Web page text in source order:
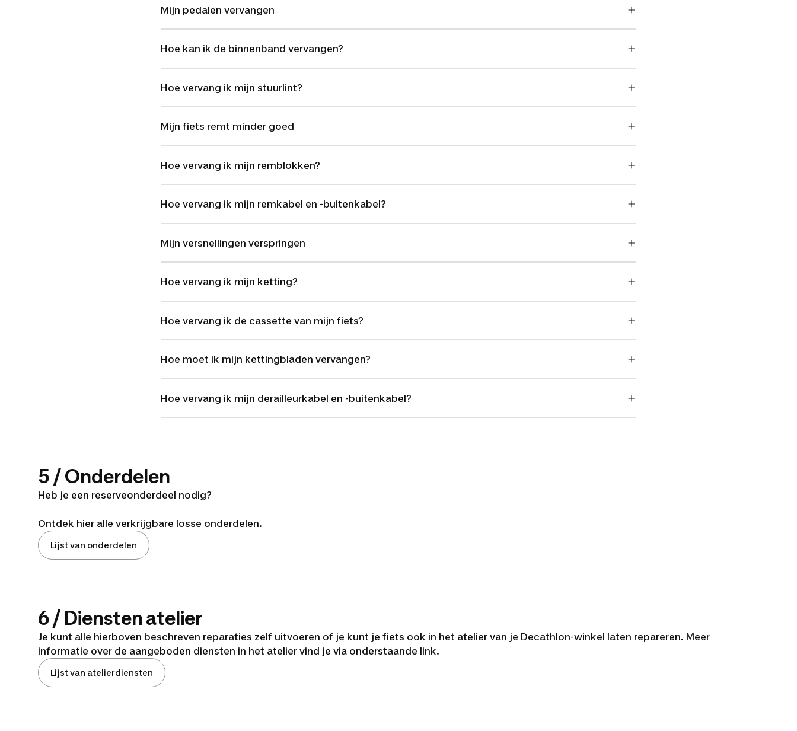
Mijn pedalen vervangen
Hoe kan ik de binnenband vervangen?
Hoe vervang ik mijn stuurlint?
Mijn fiets remt minder goed
Hoe vervang ik mijn remblokken?
Hoe vervang ik mijn remkabel en -buitenkabel?
Mijn versnellingen verspringen
Hoe vervang ik mijn ketting?
Hoe vervang ik de cassette van mijn fiets?
Hoe moet ik mijn kettingbladen vervangen?
Hoe vervang ik mijn derailleurkabel en -buitenkabel?
5 / Onderdelen
Heb je een reserveonderdeel nodig?
Ontdek hier alle verkrijgbare losse onderdelen.
Lijst van onderdelen
6 / Diensten atelier
Je kunt alle hierboven beschreven reparaties zelf uitvoeren of je kunt je fiets ook in het atelier van je Decathlon-winkel laten repareren. Meer
informatie over de aangeboden diensten in het atelier vind je via onderstaande link.
Lijst van atelierdiensten